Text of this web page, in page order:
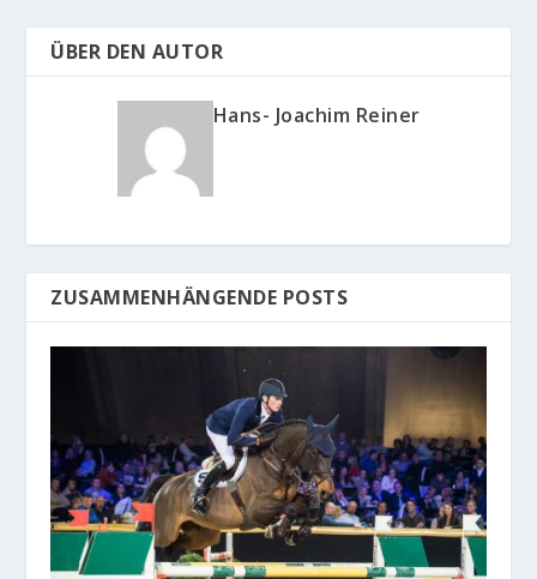
ÜBER DEN AUTOR
Hans- Joachim Reiner
ZUSAMMENHÄNGENDE POSTS